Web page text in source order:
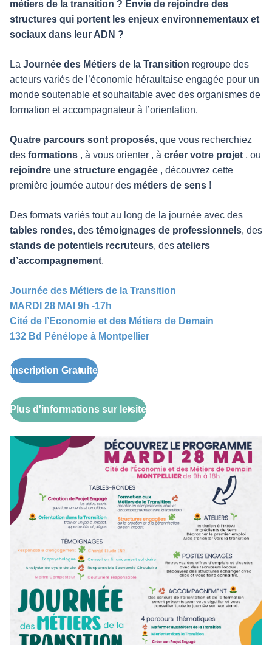
métiers de la transition ? Envie de rejoindre des
structures qui portent les enjeux environnementaux et
sociaux dans leur ADN ?
La Journée des Métiers de la Transition regroupe des
acteurs variés de l’économie héraultaise engagée pour un
monde soutenable et souhaitable avec des organismes de
formation et accompagnateur à l’orientation.
Quatre parcours sont proposés, que vous recherchiez
des formations , à vous orienter , à créer votre projet , ou
rejoindre une structure engagée , découvrez cette
première journée autour des métiers de sens !
Des formats variés tout au long de la journée avec des
tables rondes, des témoignages de professionnels, des
stands de potentiels recruteurs, des ateliers
d’accompagnement.
Journée des Métiers de la Transition
MARDI 28 MAI 9h -17h
Cité de l’Economie et des Métiers de Demain
132 Bd Pénélope à Montpellier
Inscription Gratuite
Plus d'informations sur le site